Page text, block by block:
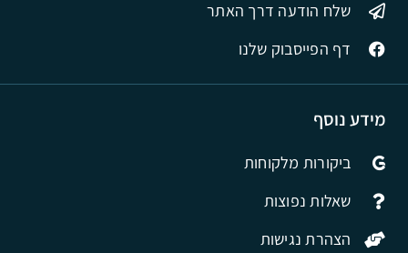
מידע נוסף
ביקורות מלקוחות
שאלות נפוצות
הצהרת נגישות
שלח הודעה דרך האתר
דף הפייסבוק שלנו